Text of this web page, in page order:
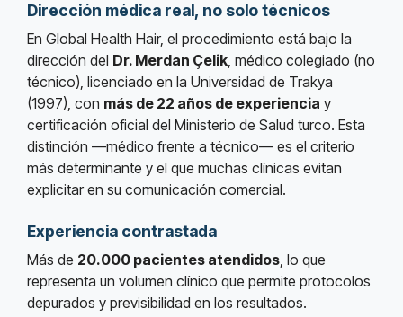
Dirección médica real, no solo técnicos
En Global Health Hair, el procedimiento está bajo la
dirección del Dr. Merdan Çelik, médico colegiado (no
técnico), licenciado en la Universidad de Trakya
(1997), con más de 22 años de experiencia y
certificación oficial del Ministerio de Salud turco. Esta
distinción —médico frente a técnico— es el criterio
más determinante y el que muchas clínicas evitan
explicitar en su comunicación comercial.
Experiencia contrastada
Más de 20.000 pacientes atendidos, lo que
representa un volumen clínico que permite protocolos
depurados y previsibilidad en los resultados.